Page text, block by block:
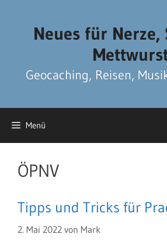
Neues für
Geocaching, Reisen,
Menü
ÖPNV
Tipps und Tricks für
2. Mai 2022 von Mark